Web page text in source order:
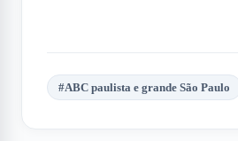
#ABC paulista e grande São Paulo